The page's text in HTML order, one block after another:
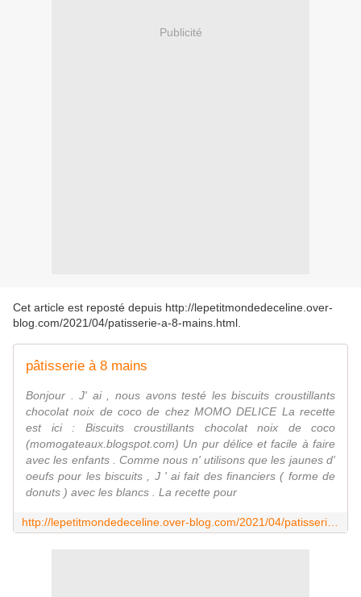
Publicité
Cet article est reposté depuis http://lepetitmondedeceline.over-
blog.com/2021/04/patisserie-a-8-mains.html
pâtisserie à 8 mains
Bonjour . J' ai , nous avons testé les biscuits croustillants
chocolat noix de coco de chez MOMO DELICE La recette
est ici : Biscuits croustillants chocolat noix de coco
(momogateaux.blogspot.com) Un pur délice et facile à faire
avec les enfants . Comme nous n' utilisons que les jaunes d'
oeufs pour les biscuits , J ' ai fait des financiers ( forme de
donuts ) avec les blancs . La recette pour